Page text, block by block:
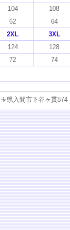
104
108
62
64
2XL
3XL
124
128
72 74
県入間市下谷ヶ貫